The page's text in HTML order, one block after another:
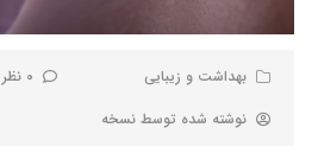
بهداشت و زیبایی
0 نظر کاربران
نوشته شده توسط نسخه